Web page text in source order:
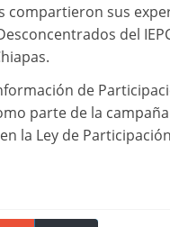
compartieron sus
del
de
parte de la
la Ley de